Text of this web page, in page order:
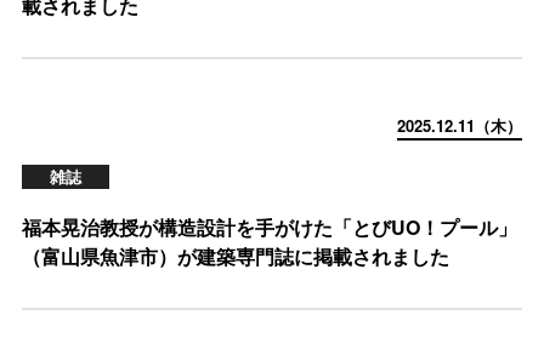
2025.12.11（木）
雑誌
福本晃治教授が構造設計を手がけた「とびUO！プール」
（富山県魚津市）が建築専門誌に掲載されました